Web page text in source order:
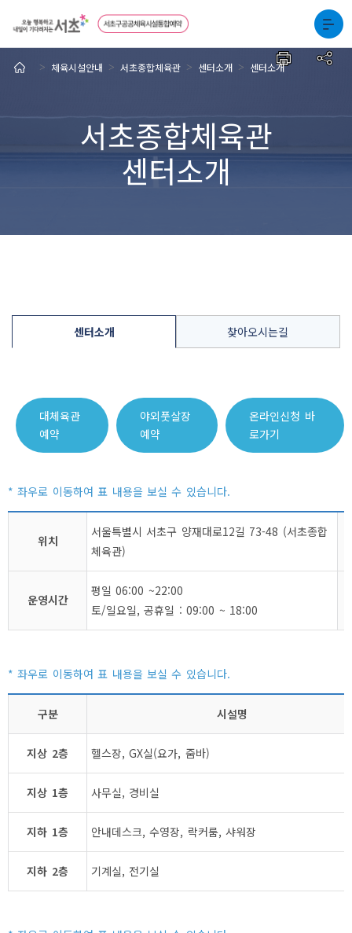
서초종합체육관
센터소개
> 체육시설안내 > 서초종합체육관 > 센터소개 > 센터소개
센터소개 찾아오시는길
대체육관
예약
야외풋살장
예약
온라인신청 바
로가기
위치
서울특별시 서초구 양재대로12길 73-48 (서초종합
체육관)
운영시간
평일 06:00 ~22:00
토/일요일, 공휴일 : 09:00 ~ 18:00
구분 시설명
지상 2층 헬스장, GX실(요가, 줌바)
지상 1층 사무실, 경비실
지하 1층 안내데스크, 수영장, 락커룸, 샤워장
지하 2층 기계실, 전기실